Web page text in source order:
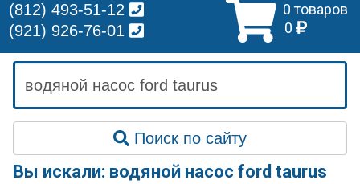
0 товаров
0
(812) 493-51-12
(921) 926-76-01
Поиск по сайту
Вы искали: водяной насос ford taurus